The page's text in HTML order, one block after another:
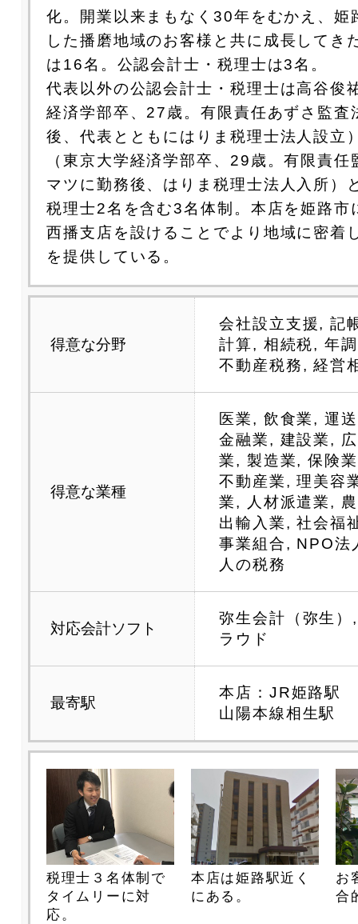
化。開業以来まもなく30年をむかえ、姫
した播磨地域のお客様と共に成長してき
は16名。公認会計士・税理士は3名。
代表以外の公認会計士・税理士は高谷俊
経済学部卒、27歳。有限責任あずさ監査
後、代表とともにはりま税理士法人設立
（東京大学経済学部卒、29歳。有限責任
マツに勤務後、はりま税理士法人入所）
税理士2名を含む3名体制。本店を姫路市
西播支店を設けることでより地域に密着
を提供している。
得意な分野
会社設立支援, 記
計算, 相続税, 年
不動産税務, 経営
得意な業種
医業, 飲食業, 運
金融業, 建設業,
業, 製造業, 保険
不動産業, 理美容
業, 人材派遣業,
出輸入業, 社会福
事業組合, NPO法
人の税務
対応会計ソフト
弥生会計（弥生
ラウド
最寄駅
本店：JR姫路駅
山陽本線相生駅
税理士３名体制で
タイムリーに対
応。
本店は姫路駅近く
にある。
お
合